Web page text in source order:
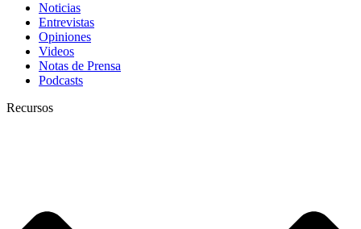
Noticias
Entrevistas
Opiniones
Videos
Notas de Prensa
Podcasts
Recursos